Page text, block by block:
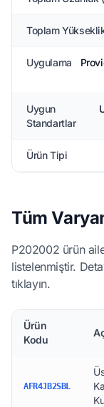
Toplam
Uygulama
Uygun
Standartlar
Ürün Tipi
Tüm
P202002 ürün
listelenmiştir.
tıklayın.
Ürün
Kodu
AFR4JB2SBL